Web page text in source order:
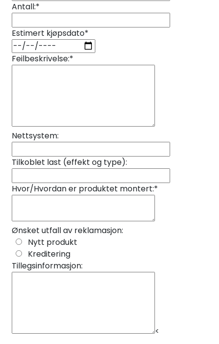
Antall:*
Estimert kjøpsdato*
Feilbeskrivelse:*
Nettsystem:
Tilkoblet last (effekt og type):
Hvor/Hvordan er produktet montert:*
Ønsket utfall av reklamasjon:
Nytt produkt
Kreditering
Tillegsinformasjon:
<